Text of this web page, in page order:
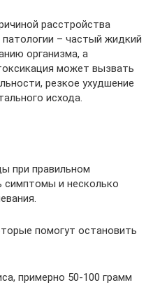
расстройства
– частый жидкий
организма, а
может вызвать
резкое ухудшение
исхода.
при правильном
симптомы и несколько
помогут остановить
примерно 50-100 грамм